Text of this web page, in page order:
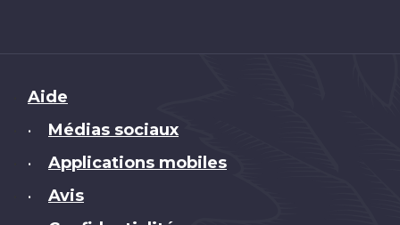
Brand
Aide
• Médias sociaux
• Applications mobiles
• Avis